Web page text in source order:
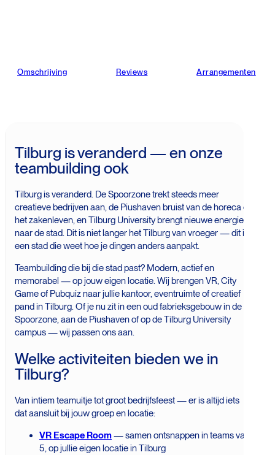
Omschrijving Reviews Arrangementen
Tilburg is veranderd — en onze
teambuilding ook
Tilburg is veranderd. De Spoorzone trekt steeds meer
creatieve bedrijven aan, de Piushaven bruist van de horeca en
het zakenleven, en Tilburg University brengt nieuwe energie
naar de stad. Dit is niet langer het Tilburg van vroeger — dit is
een stad die weet hoe je dingen anders aanpakt.
Teambuilding die bij die stad past? Modern, actief en
memorabel — op jouw eigen locatie. Wij brengen VR, City
Game of Pubquiz naar jullie kantoor, eventruimte of creatief
pand in Tilburg. Of je nu zit in een oud fabrieksgebouw in de
Spoorzone, aan de Piushaven of op de Tilburg University
campus — wij passen ons aan.
Welke activiteiten bieden we in
Tilburg?
Van intiem teamuitje tot groot bedrijfsfeest — er is altijd iets
dat aansluit bij jouw groep en locatie:
VR Escape Room— samen ontsnappen in teams van
5, op jullie eigen locatie in Tilburg